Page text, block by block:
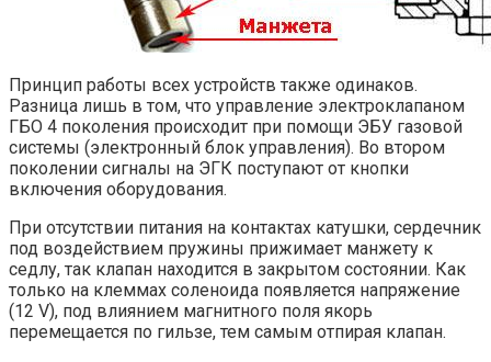
Принцип работы всех устройств также одинаков.
Разница лишь в том, что управление электроклапаном
ГБО 4 поколения происходит при помощи ЭБУ газовой
системы (электронный блок управления). Во втором
поколении сигналы на ЭГК поступают от кнопки
включения оборудования.
При отсутствии питания на контактах катушки, сердечник
под воздействием пружины прижимает манжету к
седлу, так клапан находится в закрытом состоянии. Как
только на клеммах соленоида появляется напряжение
(12 V), под влиянием магнитного поля якорь
перемещается по гильзе, тем самым отпирая клапан.